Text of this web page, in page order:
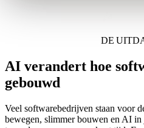
DE
AI verandert hoe
gebouwd
Veel softwarebedrijven staan voor
bewegen, slimmer bouwen en AI